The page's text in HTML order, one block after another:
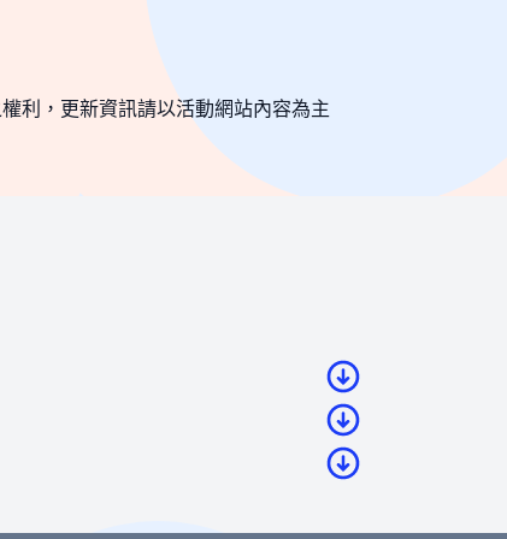
，更新資訊請以活動網站內容為主
款金額與訂單金額不符，將無法付